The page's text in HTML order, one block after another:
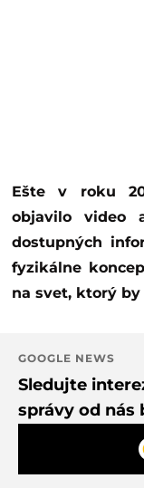
Ešte v roku 2024 sa na platforme YouTube
objavilo video
dostupných
fyzikálne
na svet, ktorý
GOOGLE NEWS
Sledujte
správy od nás